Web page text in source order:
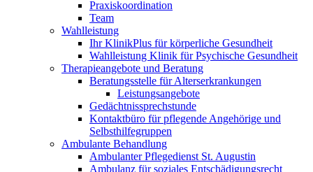
Praxiskoordination
Team
Wahlleistung
Ihr KlinikPlus für körperliche Gesundheit
Wahlleistung Klinik für Psychische Gesundheit
Therapieangebote und Beratung
Beratungsstelle für Alterserkrankungen
Leistungsangebote
Gedächtnissprechstunde
Kontaktbüro für pflegende Angehörige und
Selbsthilfegruppen
Ambulante Behandlung
Ambulanter Pflegedienst St. Augustin
Ambulanz für soziales Entschädigungsrecht